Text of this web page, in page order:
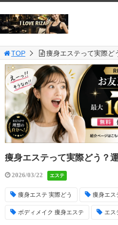
TOP 痩身エステって実際ど
痩身エステって実際どう？
2026/03/22 エステ
痩身エステ 実際どう 痩身エス
ボディメイク 痩身エステ エス